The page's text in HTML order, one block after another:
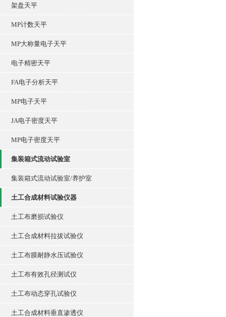
架盘天平
MP计数天平
MP大称量电子天平
电子精密天平
FA电子分析天平
MP电子天平
JA电子密度天平
MP电子密度天平
集装箱式流动试验室
集装箱式流动试验室/养护室
土工合成材料试验仪器
土工布磨损试验仪
土工合成材料拉拔试验仪
土工布膜耐静水压试验仪
土工布有效孔径测试仪
土工布动态穿孔试验仪
土工合成材料垂直渗透仪